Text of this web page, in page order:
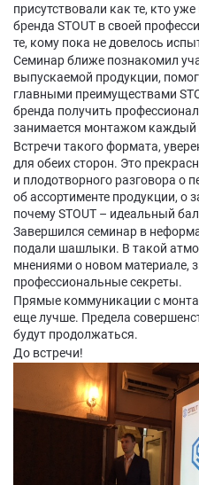
присутствовали как те, кто
бренда STOUT в своей
те, кому пока не довелось
Семинар ближе познакомил
выпускаемой продукции,
главными преимуществами
бренда получить
занимается монтажом каждый
Встречи такого формата,
для обеих сторон. Это
и плодотворного разговора о
об ассортименте продукции, о
почему STOUT – идеальный
Завершился семинар в
подали шашлыки. В такой
мнениями о новом материале,
профессиональные секреты.
Прямые коммуникации с
еще лучше. Предела
будут продолжаться.
До встречи!